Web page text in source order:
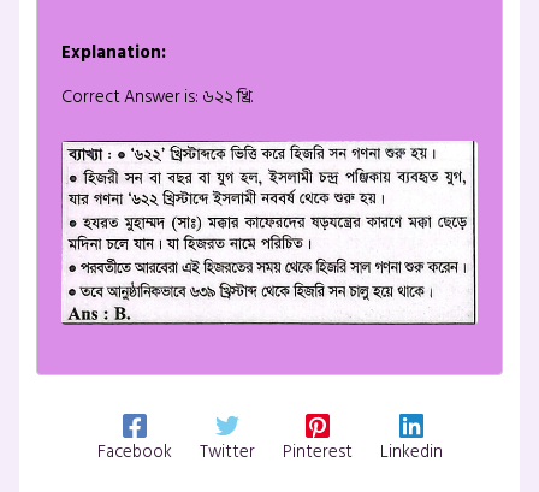
Explanation:
Correct Answer is: ৬২২ খ্রি.
Facebook Twitter Pinterest Linkedin